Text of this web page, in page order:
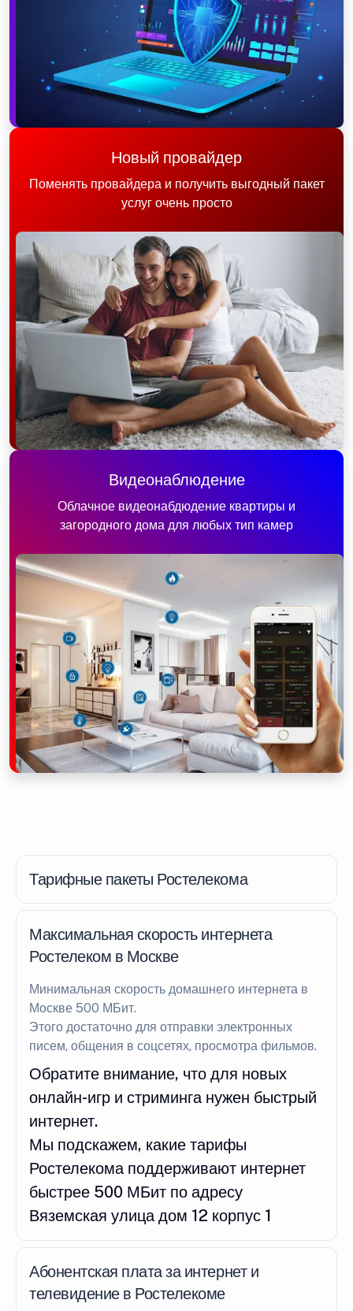
Новый провайдер
Поменять провайдера и получить выгодный пакет
услуг очень просто
Видеонаблюдение
Облачное видеонабдюдение квартиры и
загородного дома для любых тип камер
Тарифные пакеты Ростелекома
Максимальная скорость интернета
Ростелеком в Москве
Минимальная скорость домашнего интернета в
Москве 500 МБит.
Этого достаточно для отправки электронных
писем, общения в соцсетях, просмотра фильмов.
Обратите внимание, что для новых
онлайн-игр и стриминга нужен быстрый
интернет.
Мы подскажем, какие тарифы
Ростелекома поддерживают интернет
быстрее 500 МБит по адресу
Вяземская улица дом 12 корпус 1
Абонентская плата за интернет и
телевидение в Ростелекоме